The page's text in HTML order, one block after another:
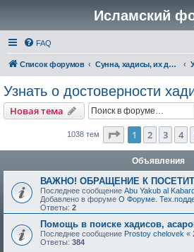
Исламский
FAQ
Список форумов Сунна, хадисы, их достоверность и понимание
Узнать о достоверности
Новая тема
1038 тем Страница из
1 2 3 4
Объявления
ВАЖНО! ОБРАЩЕНИЕ К
Последнее сообщение Abu Yakub al
Добавлено в форуме О Форуме.
Ответы: 2
Помощь в поиске хадисов,
Последнее сообщение Prostoy chelovek «
Ответы: 384